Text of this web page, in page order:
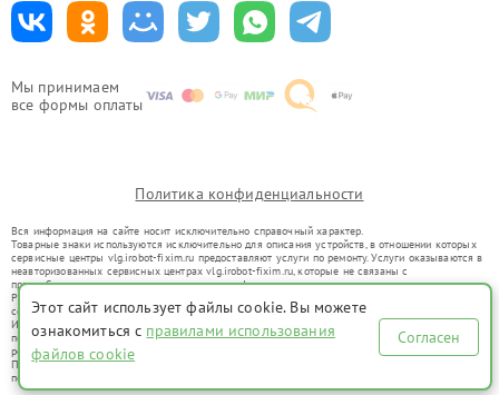
Мы принимаем
все формы оплаты
Политика конфиденциальности
Вся информация на сайте носит исключительно справочный характер.
Товарные знаки используются исключительно для описания устройств, в отношении которых
сервисные центры vlg.irobot-fixim.ru предоставляют услуги по ремонту. Услуги оказываются в
неавторизованных сервисных центрах vlg.irobot-fixim.ru, которые не связаны с
правообладателями товарных знаков или их официальными представителями.
Ремонт осуществляется для устройств, уже введенных в гражданский оборот в соответствии
со статьей 1487 ГК РФ.
Использование товарных знаков не преследует цели индивидуализации услуг или введения
потребителей в заблуждение, а служит для информирования о предоставляемых услугах по
ремонту техники указанных брендов.
Представленная на сайте информация не является публичной офертой, определяемой
положениями Статьи 437(2) Гражданского кодекса РФ
Этот сайт использует файлы cookie. Вы можете
ознакомиться с правилами использования
файлов cookie
Согласен